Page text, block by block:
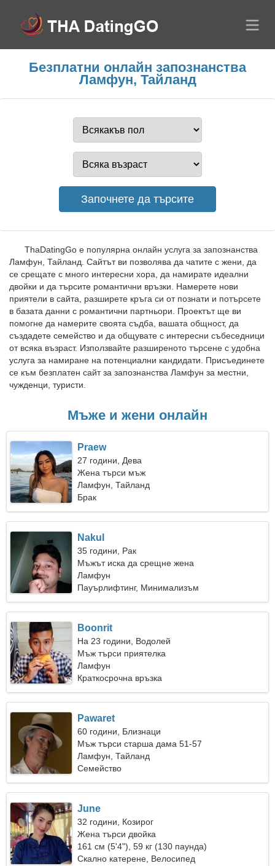
Безплатни онлайн запознанства
Ламфун, Тайланд
ThaDatingGo е популярна онлайн услуга за запознанства
Ламфун, Тайланд. Сайтът ви позволява да чатите с жени, да
се срещате с много интересни хора, да намирате идеални
двойки и да търсите романтични връзки. Намерете нови
приятели в сайта, разширете кръга си от познати и потърсете
в базата данни с романтични партньори. Проектът ще ви
помогне да намерите своята съдба, вашата общност, да
създадете семейство и да общувате с интересни събеседници
от всяка възраст. Използвайте разширеното търсене с удобна
услуга за намиране на потенциални кандидати. Присъединете
се към безплатен сайт за запознанства Ламфун за местни,
чужденци, туристи.
Мъже и жени онлайн
Praew
27 години, Дева
Жена търси мъж
Ламфун, Тайланд
Брак
Nakul
35 години, Рак
Мъжът иска да срещне жена
Ламфун
Пауърлифтинг, Минимализъм
Boonrit
На 23 години, Водолей
Мъж търси приятелка
Ламфун
Краткосрочна връзка
Pawaret
60 години, Близнаци
Мъж търси старша дама 51-57
Ламфун, Тайланд
Семейство
June
32 години, Козирог
Жена търси двойка
161 см (5'4"), 59 кг (130 паунда)
Скално катерене, Велосипед